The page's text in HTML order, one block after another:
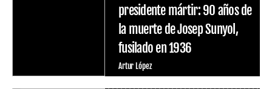
presidente mártir: 90 años de
la muerte de Josep Sunyol,
fusilado en 1936
Artur López